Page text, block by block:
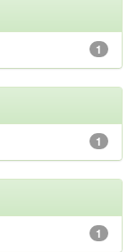
1
1
1